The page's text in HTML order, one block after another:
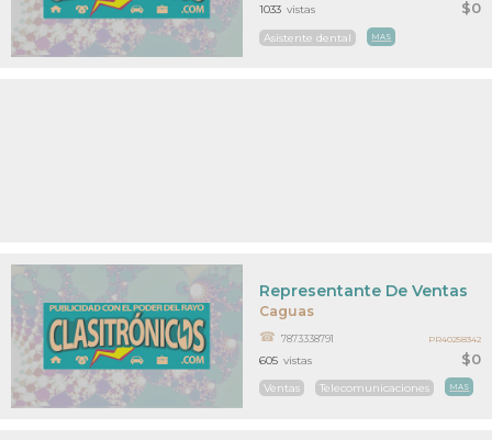
$0
Asistente dental MAS
1033 vistas
Caguas
$0
Representante De Ventas
7873338791
Ventas Telecomunicaciones MAS
605 vistas
PR40258342